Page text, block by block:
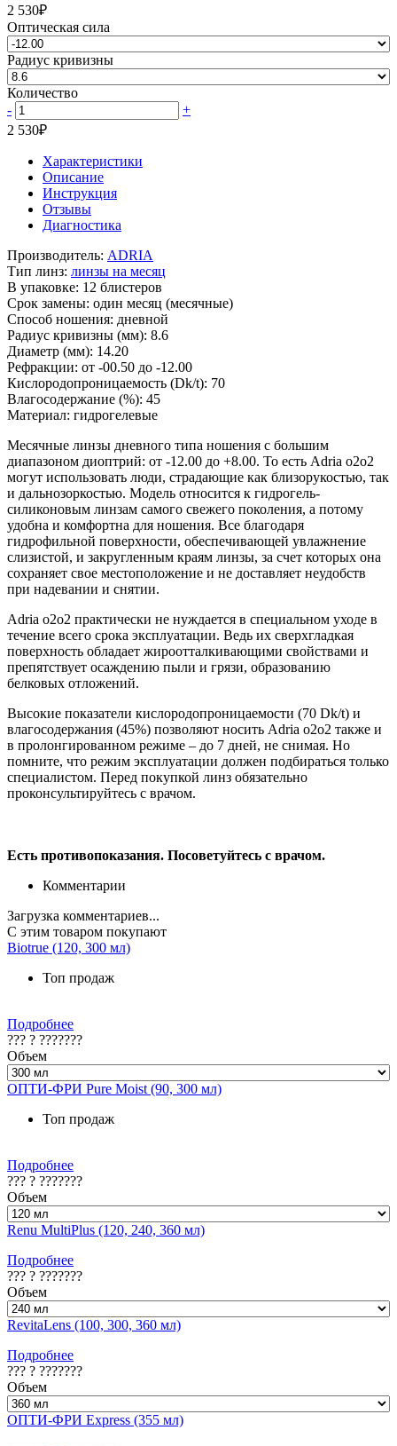
2 530₽
Оптическая сила
Радиус кривизны
Количество
-
+
2 530₽
Характеристики
Описание
Инструкция
Отзывы
Диагностика
Производитель: ADRIA
Тип линз: линзы на месяц
В упаковке: 12 блистеров
Срок замены: один месяц (месячные)
Способ ношения: дневной
Радиус кривизны (мм): 8.6
Диаметр (мм): 14.20
Рефракции: от -00.50 до -12.00
Кислородопроницаемость (Dk/t): 70
Влагосодержание (%): 45
Материал: гидрогелевые
Месячные линзы дневного типа ношения с большим
диапазоном диоптрий: от -12.00 до +8.00. То есть Adria o2o2
могут использовать люди, страдающие как близорукостью, так
и дальнозоркостью. Модель относится к гидрогель-
силиконовым линзам самого свежего поколения, а потому
удобна и комфортна для ношения. Все благодаря
гидрофильной поверхности, обеспечивающей увлажнение
слизистой, и закругленным краям линзы, за счет которых она
сохраняет свое местоположение и не доставляет неудобств
при надевании и снятии.
Adria o2o2 практически не нуждается в специальном уходе в
течение всего срока эксплуатации. Ведь их сверхгладкая
поверхность обладает жироотталкивающими свойствами и
препятствует осаждению пыли и грязи, образованию
белковых отложений.
Высокие показатели кислородопроницаемости (70 Dk/t) и
влагосодержания (45%) позволяют носить Adria o2o2 также и
в пролонгированном режиме – до 7 дней, не снимая. Но
помните, что режим эксплуатации должен подбираться только
специалистом. Перед покупкой линз обязательно
проконсультируйтесь с врачом.
Есть противопоказания. Посоветуйтесь с врачом.
Комментарии
Загрузка комментариев...
С этим товаром покупают
Biotrue (120, 300 мл)
Топ продаж
Подробнее
??? ? ???????
Объем
ОПТИ-ФРИ Pure Moist (90, 300 мл)
Топ продаж
Подробнее
??? ? ???????
Объем
Renu MultiPlus (120, 240, 360 мл)
Подробнее
??? ? ???????
Объем
RevitaLens (100, 300, 360 мл)
Подробнее
??? ? ???????
Объем
ОПТИ-ФРИ Express (355 мл)